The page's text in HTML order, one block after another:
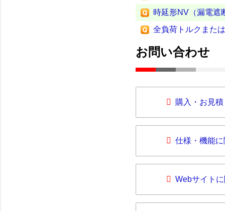
時延形NV（漏電遮
全負荷トルクまた
お問い合わせ
購入・お見
仕様・機能
Webサイト